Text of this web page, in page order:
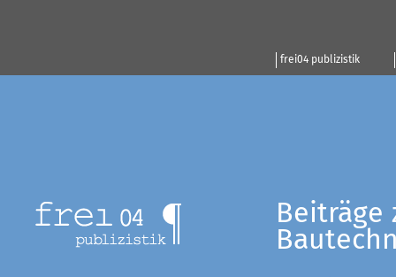
frei04 publizistik
Beiträge